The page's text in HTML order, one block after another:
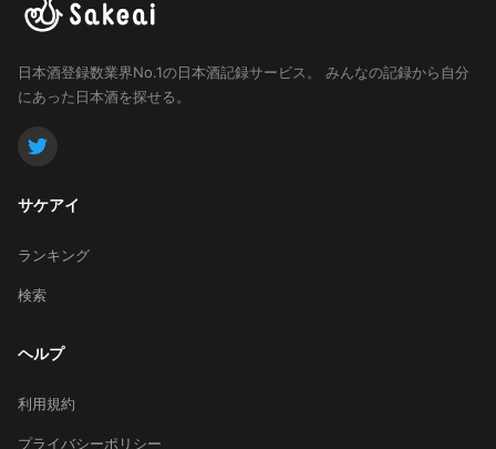
日本酒登録数業界No.1の日本酒記録サービス。
みんなの記録から自分
にあった日本酒を探せる。
サケアイ
ランキング
検索
ヘルプ
利用規約
プライバシーポリシー